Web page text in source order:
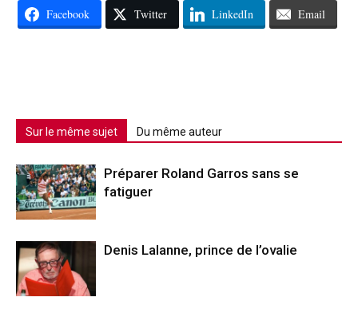
Facebook Twitter LinkedIn Email
Sur le même sujet Du même auteur
Préparer Roland Garros sans se
fatiguer
Denis Lalanne, prince de l’ovalie